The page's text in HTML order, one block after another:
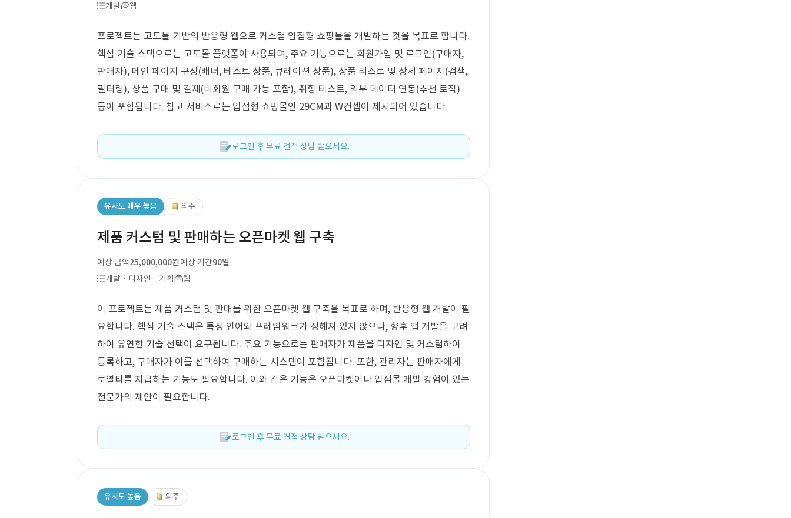
개발
웹
프로젝트는 고도몰 기반의 반응형 웹으로 커스텀 입점형 쇼핑몰을 개발하는 것을 목표로 합니다.
핵심 기술 스택으로는 고도몰 플랫폼이 사용되며, 주요 기능으로는 회원가입 및 로그인(구매자,
판매자), 메인 페이지 구성(배너, 베스트 상품, 큐레이션 상품), 상품 리스트 및 상세 페이지(검색,
필터링), 상품 구매 및 결제(비회원 구매 가능 포함), 취향 테스트, 외부 데이터 연동(추천 로직)
등이 포함됩니다. 참고 서비스로는 입점형 쇼핑몰인 29CM과 W컨셉이 제시되어 있습니다.
로그인 후 무료 견적 상담 받으세요.
유사도 매우 높음 외주
제품 커스텀 및 판매하는 오픈마켓 웹 구축
예상 금액25,000,000원예상 기간90일
개발 · 디자인 · 기획
웹
이 프로젝트는 제품 커스텀 및 판매를 위한 오픈마켓 웹 구축을 목표로 하며, 반응형 웹 개발이 필
요합니다. 핵심 기술 스택은 특정 언어와 프레임워크가 정해져 있지 않으나, 향후 앱 개발을 고려
하여 유연한 기술 선택이 요구됩니다. 주요 기능으로는 판매자가 제품을 디자인 및 커스텀하여
등록하고, 구매자가 이를 선택하여 구매하는 시스템이 포함됩니다. 또한, 관리자는 판매자에게
로열티를 지급하는 기능도 필요합니다. 이와 같은 기능은 오픈마켓이나 입점몰 개발 경험이 있는
전문가의 제안이 필요합니다.
로그인 후 무료 견적 상담 받으세요.
유사도 높음 외주